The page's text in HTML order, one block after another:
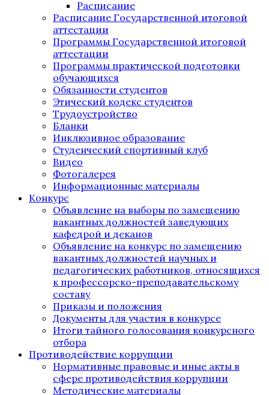
Расписание
Расписание Государственной итоговой
аттестации
Программы Государственной итоговой
аттестации
Программы практической подготовки
обучающихся
Обязанности студентов
Этический кодекс студентов
Трудоустройство
Бланки
Инклюзивное образование
Студенческий спортивный клуб
Видео
Фотогалерея
Информационные материалы
Конкурс
Объявление на выборы по замещению
вакантных должностей заведующих
кафедрой и деканов
Объявление на конкурс по замещению
вакантных должностей научных и
педагогических работников, относящихся
к профессорско-преподавательскому
составу
Приказы и положения
Документы для участия в конкурсе
Итоги тайного голосования конкурсного
отбора
Противодействие коррупции
Нормативные правовые и иные акты в
сфере противодействия коррупции
Методические материалы